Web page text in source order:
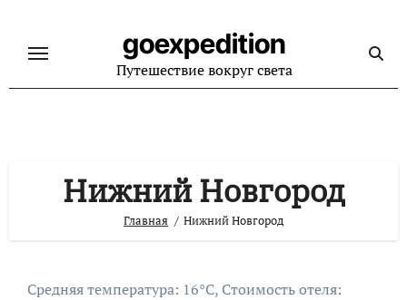
содержанию
goexpedition
Путешествие вокруг света
Нижний Новгород
Главная Нижний Новгород
Средняя температура: 16°C, Стоимость отеля: